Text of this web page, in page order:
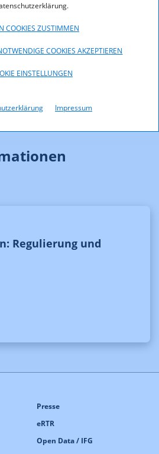
COOKIES ZUSTIMMEN
COOKIES AKZEPTIEREN
EINSTELLUNGEN
Impressum
(pdf, 24,5
Regulierung und
Presse
eRTR
Open Data / IFG